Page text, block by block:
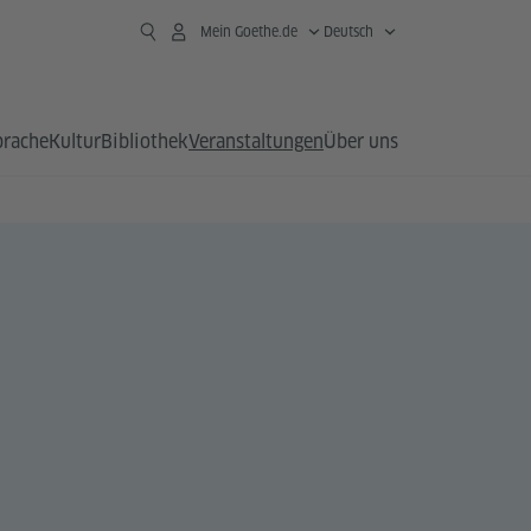
Mein Goethe.de Deutsch
KulturBibliothekVeranstaltungenÜber uns